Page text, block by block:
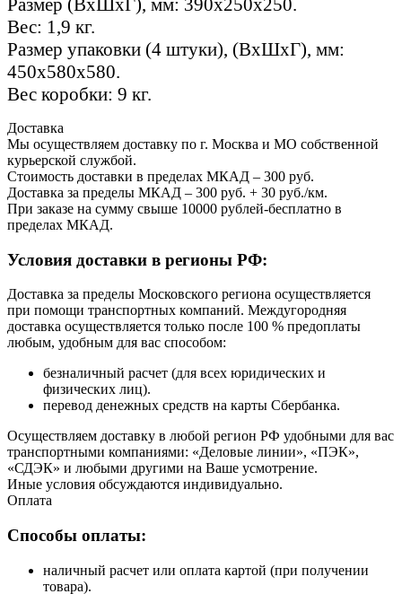
Размер (ВхШхГ), мм: 390х250х250.
Вес: 1,9 кг.
Размер упаковки (4 штуки), (ВхШхГ), мм:
450х580х580.
Вес коробки: 9 кг.
Доставка
Мы осуществляем доставку по г. Москва и МО собственной
курьерской службой.
Стоимость доставки в пределах МКАД – 300 руб.
Доставка за пределы МКАД – 300 руб. + 30 руб./км.
При заказе на сумму свыше 10000 рублей-бесплатно в
пределах МКАД.
Условия доставки в регионы РФ:
Доставка за пределы Московского региона осуществляется
при помощи транспортных компаний. Междугородняя
доставка осуществляется только после 100 % предоплаты
любым, удобным для вас способом:
безналичный расчет (для всех юридических и
физических лиц).
перевод денежных средств на карты Сбербанка.
Осуществляем доставку в любой регион РФ удобными для вас
транспортными компаниями: «Деловые линии», «ПЭК»,
«СДЭК» и любыми другими на Ваше усмотрение.
Иные условия обсуждаются индивидуально.
Оплата
Способы оплаты:
наличный расчет или оплата картой (при получении
товара).